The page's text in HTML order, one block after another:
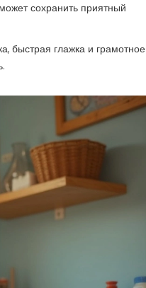
сохранить приятный
быстрая глажка и грамотное